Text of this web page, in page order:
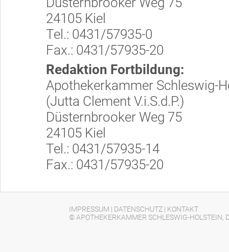
24105 Kiel
Tel.: 0431/57935-0
Fax.: 0431/57935-20
Redaktion Fortbildung:
Apothekerkammer Schleswig-
(Jutta Clement V.i.S.d.P.)
Düsternbrooker Weg 75
24105 Kiel
Tel.: 0431/57935-14
Fax.: 0431/57935-20
IMPRESSUM | DATENSCHUTZ | KONTAKT
© APOTHEKERKAMMER SCHLESWIG-HOLSTEIN,